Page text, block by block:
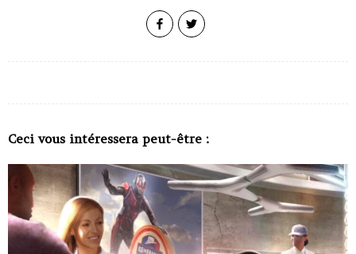
Ceci vous intéressera peut-être :